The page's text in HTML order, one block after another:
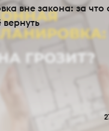
вне закона: за
вернуть